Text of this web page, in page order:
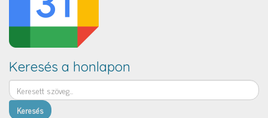
Keresés a honlapon
Keresés